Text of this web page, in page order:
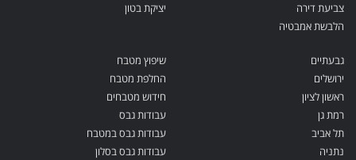
צביעת דירה
הלבשת אמבטיה
יציקת בטון
גבעתיים
ירושלים
ראשון לציון
רמת גן
תל אביב
נתניה
שיפוץ מטבח
החלפת מטבח
חידוש מטבחים
עבודות גבס
עבודות גבס במטבח
עבודות גבס בסלון